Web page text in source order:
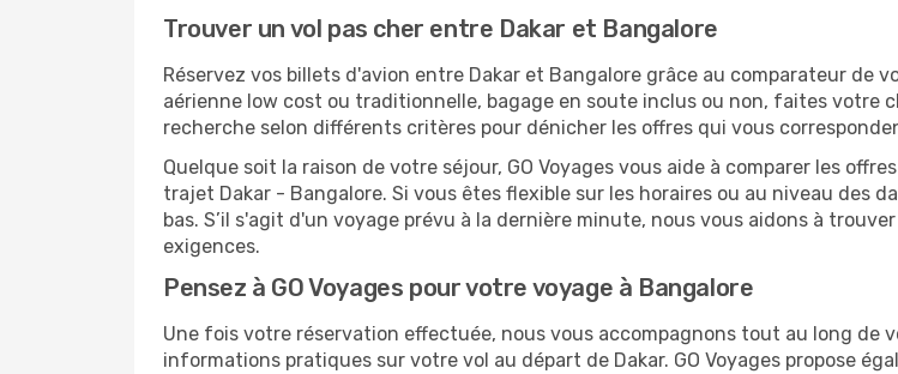
Trouver un vol pas cher entre Dakar et Bangalore
Réservez vos billets d'avion entre Dakar et Bangalore grâce au comparateur de
aérienne low cost ou traditionnelle, bagage en soute inclus ou non, faites votre
recherche selon différents critères pour dénicher les offres qui vous
Quelque soit la raison de votre séjour, GO Voyages vous aide à comparer les
trajet Dakar - Bangalore. Si vous êtes flexible sur les horaires ou au niveau des
bas. S’il s'agit d'un voyage prévu à la dernière minute, nous vous aidons à
exigences.
Pensez à GO Voyages pour votre voyage à Bangalore
Une fois votre réservation effectuée, nous vous accompagnons tout au long de
informations pratiques sur votre vol au départ de Dakar. GO Voyages propose